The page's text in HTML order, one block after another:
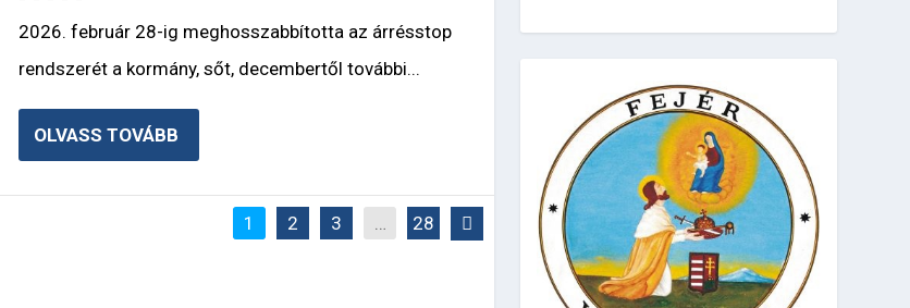
2026. február 28-ig meghosszabbította az árrésstop
rendszerét a kormány, sőt, decembertől további...
OLVASS TOVÁBB
1 2 3 … 28